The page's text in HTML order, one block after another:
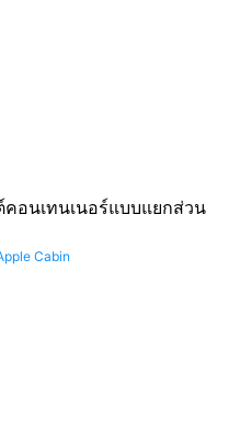
อนเทนเนอร์แบบแยกส่วน